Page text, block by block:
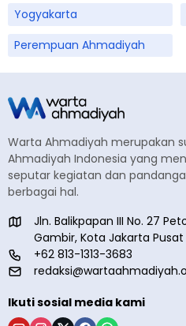
Yogyakarta
Perempuan Ahmadiyah
Warta Ahmadiyah merupakan
Ahmadiyah Indonesia yang
seputar kegiatan dan
berbagai hal.
Jln. Balikpapan III No. 27
Gambir, Kota Jakarta Pusat
+62 813-1313-3683
Ikuti sosial media kami